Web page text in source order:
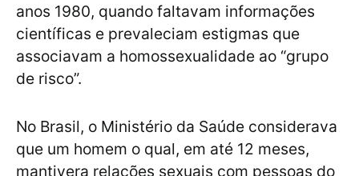
anos 1980, quando faltavam informações
científicas e prevaleciam estigmas que
associavam a homossexualidade ao “grupo
de risco”.
No Brasil, o Ministério da Saúde considerava
que um homem o qual, em até 12 meses,
mantivera relações sexuais com pessoas do